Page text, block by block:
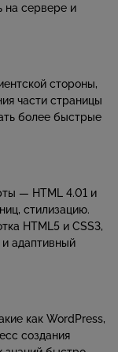
на сервере и
стороны,
части страницы
более быстрые
— HTML 4.01 и
стилизацию.
HTML5 и CSS3,
адаптивный
как WordPress,
создания